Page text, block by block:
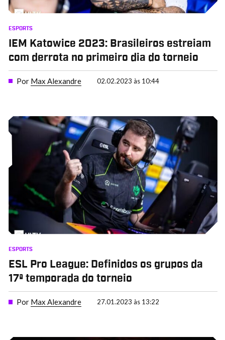
ESPORTS
IEM Katowice 2023: Brasileiros estreiam
com derrota no primeiro dia do torneio
Por Max Alexandre 02.02.2023 às 10:44
ESPORTS
ESL Pro League: Definidos os grupos da
17ª temporada do torneio
Por Max Alexandre 27.01.2023 às 13:22